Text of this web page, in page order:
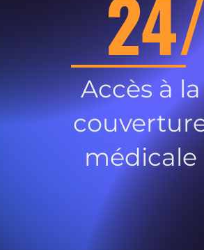
Accès à la
médicale